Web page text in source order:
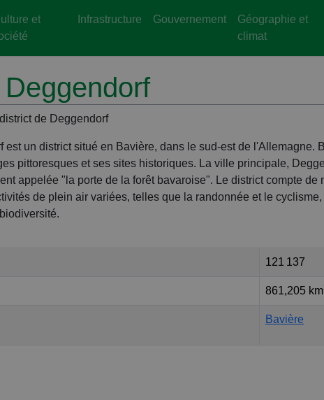
et
Infrastructure Gouvernement
Géographie et
climat
de Deggendorf
est un district situé en Bavière, dans le sud-est de l'Allemagne.
pittoresques et ses sites historiques. La ville principale,
appelée "la porte de la forêt bavaroise". Le district compte de
de plein air variées, telles que la randonnée et le
121 137
861,205 km
Bavière